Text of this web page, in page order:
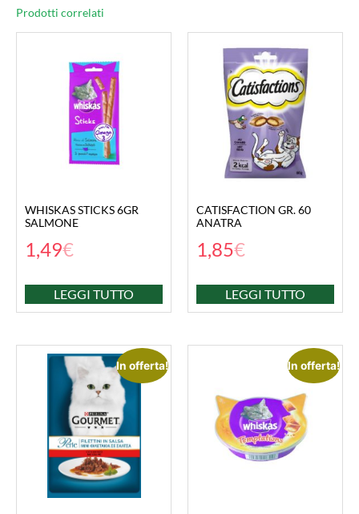
Prodotti correlati
WHISKAS STICKS 6GR
SALMONE
1,49€
LEGGI TUTTO
CATISFACTION GR. 60
ANATRA
1,85€
LEGGI TUTTO
In offerta! In offerta!